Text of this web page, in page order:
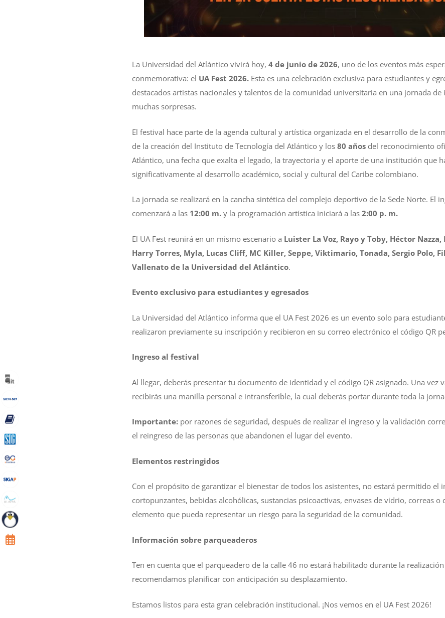
La Universidad del Atlántico vivirá hoy,4 de junio de 2026, uno de los eventos más
conmemorativa: el UA Fest 2026. Esta es una celebración exclusiva para estudiantes y
destacados artistas nacionales y talentos de la comunidad universitaria en una jornada
muchas sorpresas.
El festival hace parte de la agenda cultural y artística organizada en el desarrollo de la
de la creación del Instituto de Tecnología del Atlántico y los80 años del reconocimiento
Atlántico, una fecha que exalta el legado, la trayectoria y el aporte de una institución que
significativamente al desarrollo académico, social y cultural del Caribe colombiano.
La jornada se realizará en la cancha sintética del complejo deportivo de la Sede Norte. El
comenzará a las 12:00 m.y la programación artística iniciará a las2:00 p. m.
El UA Fest reunirá en un mismo escenario a Luister La Voz, Rayo y Toby, Héctor
Harry Torres, Myla, Lucas Cliff, MC Killer, Seppe, Viktimario, Tonada, Sergio Polo,
Vallenato de la Universidad del Atlántico.
Evento exclusivo para estudiantes y egresados
La Universidad del Atlántico informa que el UA Fest 2026 es un evento solo para
realizaron previamente su inscripción y recibieron en su correo electrónico el código QR
Ingreso al festival
Al llegar, deberás presentar tu documento de identidad y el código QR asignado. Una vez
recibirás una manilla personal e intransferible, la cual deberás portar durante toda la
Importante: por razones de seguridad, después de realizar el ingreso y la validación
el reingreso de las personas que abandonen el lugar del evento.
Elementos restringidos
Con el propósito de garantizar el bienestar de todos los asistentes, no estará permitido el
cortopunzantes, bebidas alcohólicas, sustancias psicoactivas, envases de vidrio, correas
elemento que pueda representar un riesgo para la seguridad de la comunidad.
Información sobre parqueaderos
Ten en cuenta que el parqueadero de la calle 46 no estará habilitado durante la
recomendamos planificar con anticipación su desplazamiento.
Estamos listos para esta gran celebración institucional. ¡Nos vemos en el UA Fest 2026!